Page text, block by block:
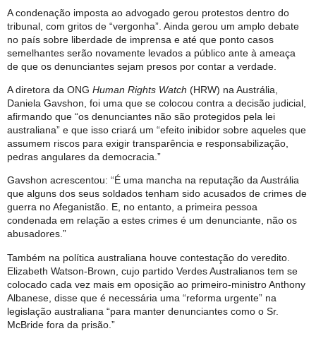
A condenação imposta ao advogado gerou protestos dentro do
tribunal, com gritos de “vergonha”. Ainda gerou um amplo debate
no país sobre liberdade de imprensa e até que ponto casos
semelhantes serão novamente levados a público ante à ameaça
de que os denunciantes sejam presos por contar a verdade.
A diretora da ONG Human Rights Watch (HRW) na Austrália,
Daniela Gavshon, foi uma que se colocou contra a decisão judicial,
afirmando que “os denunciantes não são protegidos pela lei
australiana” e que isso criará um “efeito inibidor sobre aqueles que
assumem riscos para exigir transparência e responsabilização,
pedras angulares da democracia.”
Gavshon acrescentou: “É uma mancha na reputação da Austrália
que alguns dos seus soldados tenham sido acusados ​​de crimes de
guerra no Afeganistão. E, no entanto, a primeira pessoa
condenada em relação a estes crimes é um denunciante, não os
abusadores.”
Também na política australiana houve contestação do veredito.
Elizabeth Watson-Brown, cujo partido Verdes Australianos tem se
colocado cada vez mais em oposição ao primeiro-ministro Anthony
Albanese, disse que é necessária uma “reforma urgente” na
legislação australiana “para manter denunciantes como o Sr.
McBride fora da prisão.”